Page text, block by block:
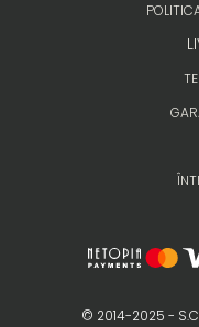
© 2014-2025 -